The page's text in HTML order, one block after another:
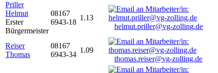
Priller
Helmut
Erster
Bürgermeister
08167
6943-18
1.13
helmut.priller@vg-zolling.de
Reiser
Thomas
08167
6943-34
1.09
thomas.reiser@vg-zolling.de